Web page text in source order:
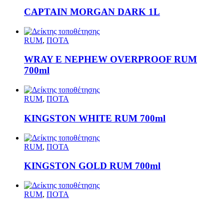
CAPTAIN MORGAN DARK 1L
RUM, ΠΟΤΑ
WRAY E NEPHEW OVERPROOF RUM
700ml
RUM, ΠΟΤΑ
KINGSTON WHITE RUM 700ml
RUM, ΠΟΤΑ
KINGSTON GOLD RUM 700ml
RUM, ΠΟΤΑ